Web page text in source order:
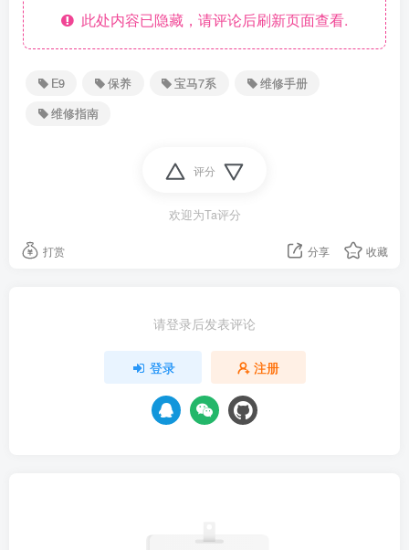
此处内容已隐藏，请评论后刷新页面查看.
E9 保养 宝马7系
维修手册
维修指南
评分
欢迎为Ta评分
打赏 分享 收藏
请登录后发表评论
登录 注册